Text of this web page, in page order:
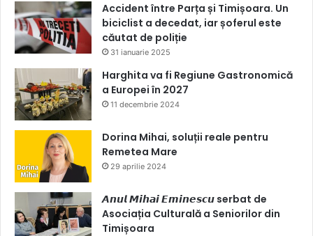
Accident între Parța și Timișoara. Un
biciclist a decedat, iar șoferul este
căutat de poliție
31 ianuarie 2025
Harghita va fi Regiune Gastronomică
a Europei în 2027
11 decembrie 2024
Dorina Mihai, soluții reale pentru
Remetea Mare
29 aprilie 2024
𝘼𝙣𝙪𝙡 𝙈𝙞𝙝𝙖𝙞 𝙀𝙢𝙞𝙣𝙚𝙨𝙘𝙪 serbat de
Asociația Culturală a Seniorilor din
Timișoara